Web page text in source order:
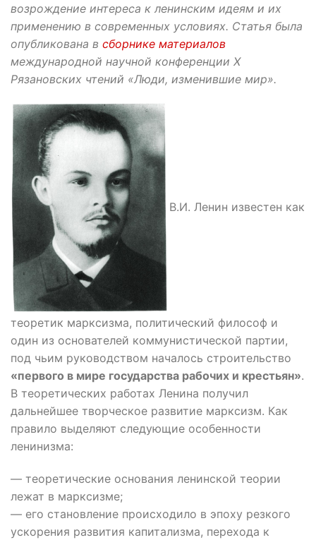
возрождение интереса к ленинским идеям и их
применению в современных условиях. Статья была
опубликована в сборнике материалов
международной научной конференции X
Рязановских чтений «Люди, изменившие мир».
В.И. Ленин известен как
теоретик марксизма, политический философ и
один из основателей коммунистической партии,
под чьим руководством началось строительство
«первого в мире государства рабочих и крестьян».
В теоретических работах Ленина получил
дальнейшее творческое развитие марксизм. Как
правило выделяют следующие особенности
ленинизма:
— теоретические основания ленинской теории
лежат в марксизме;
— его становление происходило в эпоху резкого
ускорения развития капитализма, перехода к